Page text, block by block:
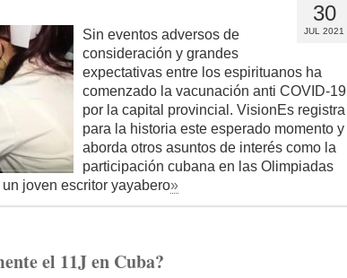
30
JUL 2021
Sin eventos adversos de
consideración y grandes
expectativas entre los espirituanos ha
comenzado la vacunación anti COVID-19
por la capital provincial. VisionEs registra
para la historia este esperado momento y
aborda otros asuntos de interés como la
participación cubana en las Olimpiadas
joven escritor yayabero»
el 11J en Cuba?